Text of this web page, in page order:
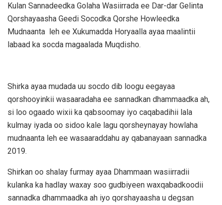
Kulan Sannadeedka Golaha Wasiirrada ee Dar-dar Gelinta
Qorshayaasha Geedi Socodka Qorshe Howleedka
Mudnaanta leh ee Xukumadda Horyaalla ayaa maalintii
labaad ka socda magaalada Muqdisho.
Shirka ayaa mudada uu socdo dib loogu eegayaa
qorshooyinkii wasaaradaha ee sannadkan dhammaadka ah,
si loo ogaado wixii ka qabsoomay iyo caqabadihii lala
kulmay iyada oo sidoo kale lagu qorsheynayay howlaha
mudnaanta leh ee wasaaraddahu ay qabanayaan sannadka
2019.
Shirkan oo shalay furmay ayaa Dhammaan wasiirradii
kulanka ka hadlay waxay soo gudbiyeen waxqabadkoodii
sannadka dhammaadka ah iyo qorshayaasha u degsan